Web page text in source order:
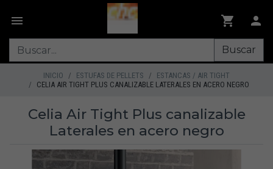
Buscar
INICIO ESTUFAS DE PELLETS
ESTANCAS / AIR TIGHT
CELIA AIR TIGHT PLUS CANALIZABLE LATERALES EN ACERO NEGRO
Celia Air Tight Plus canalizable
Laterales en acero negro